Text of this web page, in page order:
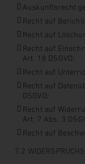
Auskunftsrecht
Recht auf
Recht auf
Recht auf
Art. 18 DSGVO;
Recht auf
Recht auf
DSGVO;
Recht auf
Art. 7 Abs. 3
Recht auf
7.2